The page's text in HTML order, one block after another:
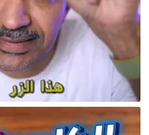
شارك هذه الصفحة عبر